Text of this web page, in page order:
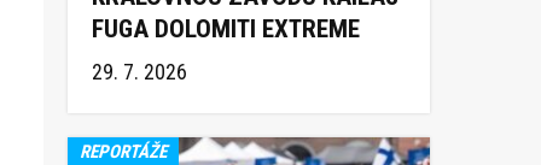
FUGA DOLOMITI EXTREME
TRAIL 2026
29. 7. 2026
REPORTÁŽE